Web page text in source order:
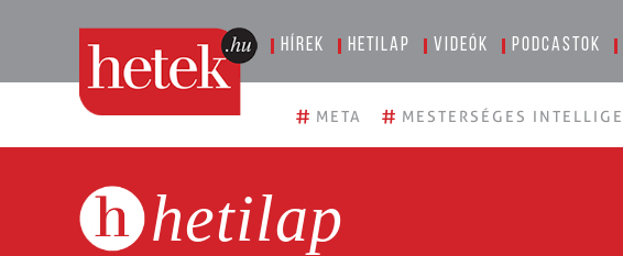
Hírek Hetilap Videók Podcastok
# META # MESTERSÉGES
hetilap